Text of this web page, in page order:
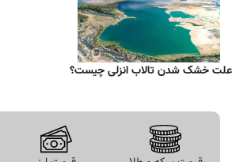
علت خشک شدن تالاب انزلی چیست؟